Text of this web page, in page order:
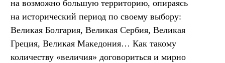
на возможно большую территорию, опираясь
на исторический период по своему выбору:
Великая Болгария, Великая Сербия, Великая
Греция, Великая Македония… Как такому
количеству «величия» договориться и мирно